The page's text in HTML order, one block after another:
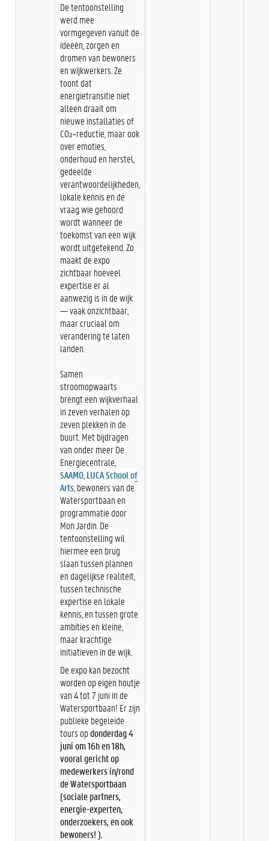
De tentoonstelling
werd mee
vormgegeven vanuit de
ideeën, zorgen en
dromen van bewoners
en wijkwerkers. Ze
toont dat
energietransitie niet
alleen draait om
nieuwe installaties of
CO₂‑reductie, maar ook
over emoties,
onderhoud en herstel,
gedeelde
verantwoordelijkheden,
lokale kennis en de
vraag wie gehoord
wordt wanneer de
toekomst van een wijk
wordt uitgetekend. Zo
maakt de expo
zichtbaar hoeveel
expertise er al
aanwezig is in de wijk
— vaak onzichtbaar,
maar cruciaal om
verandering te laten
landen.
Samen
stroomopwaarts
brengt een wijkverhaal
in zeven verhalen op
zeven plekken in de
buurt. Met bijdragen
van onder meer De
Energiecentrale,
SAAMO LUCA School of
Arts , bewoners van de
Watersportbaan en
programmatie door
Mon Jardin. De
tentoonstelling wil
hiermee een brug
slaan tussen plannen
en dagelijkse realiteit,
tussen technische
expertise en lokale
kennis, en tussen grote
ambities en kleine,
maar krachtige
initiatieven in de wijk.
De expo kan bezocht
worden op eigen houtje
van 4 tot 7 juni in de
Watersportbaan! Er zijn
publieke begeleide
tours opdonderdag 4
juni om 16h en 18h,
vooral gericht op
medewerkers in/rond
de Watersportbaan
(sociale partners,
energie-experten,
onderzoekers, en ook
bewoners! ).